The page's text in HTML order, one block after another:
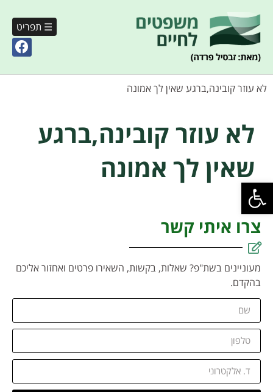
פתח סרגל נגישות
☰ תפריט
לא עוזר קובינה,ברגע שאין לך אמונה
לא עוזר קובינה,ברגע
שאין לך אמונה
צרו איתי קשר
מעוניינים בשת"פ? שאלות, בקשות, השאירו פרטים ואחזור אליכם
בהקדם.